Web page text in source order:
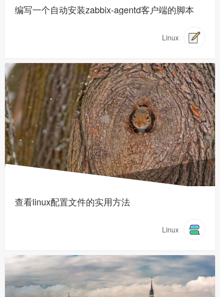
编写一个自动安装zabbix-agentd客户端的脚本
Linux
查看linux配置文件的实用方法
Linux